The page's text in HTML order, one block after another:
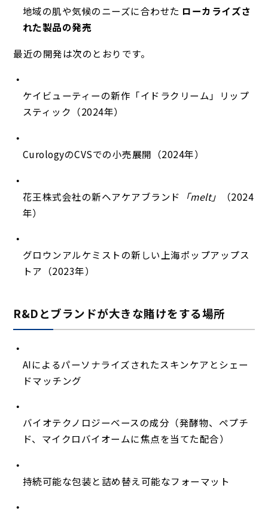
地域の肌や気候のニーズに合わせた ローカライズさ
れた製品の発売
最近の開発は次のとおりです。
ケイビューティーの新作「イドラクリーム」リップ
スティック（2024年）
CurologyのCVSでの小売展開（2024年）
花王株式会社の新ヘアケアブランド 「melt」
（2024
年）
グロウンアルケミストの新しい上海ポップアップス
トア（2023年）
R&Dとブランドが大きな賭けをする場所
AIによるパーソナライズされたスキンケアとシェー
ドマッチング
バイオテクノロジーベースの成分（発酵物、ペプチ
ド、マイクロバイオームに焦点を当てた配合）
持続可能な包装と詰め替え可能なフォーマット